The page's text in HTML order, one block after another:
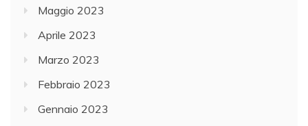
Maggio 2023
Aprile 2023
Marzo 2023
Febbraio 2023
Gennaio 2023